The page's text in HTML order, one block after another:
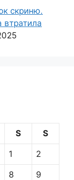
скриню.
втратила
S S
1 2
8 9